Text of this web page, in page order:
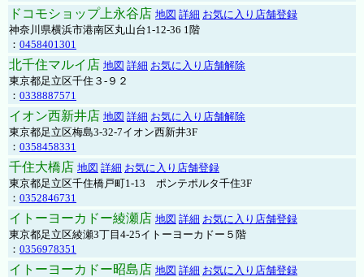
ドコモショップ上永谷店 地図 詳細 お気に入り店舗登録
神奈川県横浜市港南区丸山台1-12-36 1階
： 0458401301
北千住マルイ店 地図 詳細 お気に入り店舗解除
東京都足立区千住３-９２
： 0338887571
イオン西新井店 地図 詳細 お気に入り店舗解除
東京都足立区梅島3-32-7イオン西新井3F
： 0358458331
千住大橋店 地図 詳細 お気に入り店舗登録
東京都足立区千住橋戸町1-13 ポンテポルタ千住3F
： 0352846731
イトーヨーカドー綾瀬店 地図 詳細 お気に入り店舗登録
東京都足立区綾瀬3丁目4-25イトーヨーカドー５階
： 0356978351
イトーヨーカドー昭島店 地図 詳細 お気に入り店舗登録